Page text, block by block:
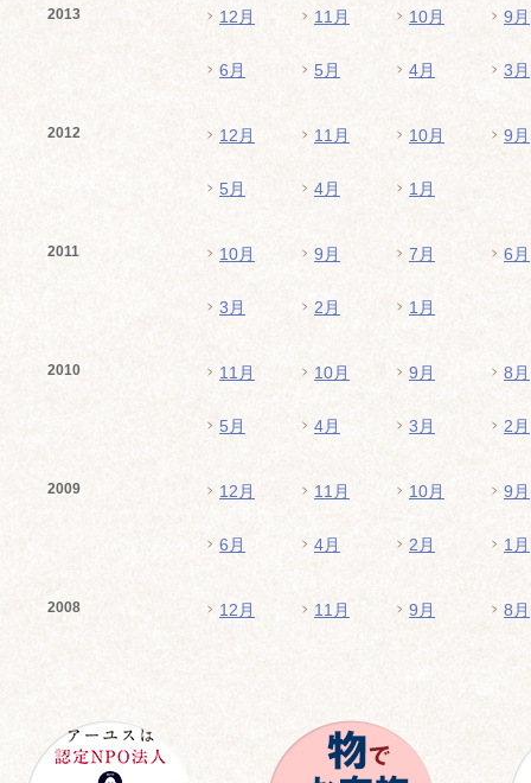
2013 12月 11月 10月 9月
6月 5月 4月 3月
2012 12月 11月 10月 9月
5月 4月 1月
2011 10月 9月 7月 6月
3月 2月 1月
2010 11月 10月 9月 8月
5月 4月 3月 2月
2009 12月 11月 10月 9月
6月 4月 2月 1月
2008 12月 11月 9月 8月